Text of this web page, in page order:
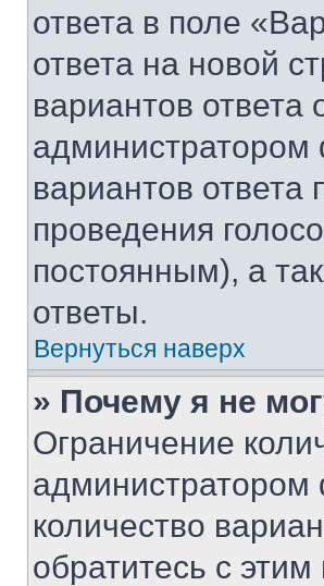
ответа в поле
ответа на новой
вариантов ответа
администратором
вариантов ответа
проведения
постоянным), а
ответы.
Вернуться наверх
» Почему я не
Ограничение
количество
обратитесь с